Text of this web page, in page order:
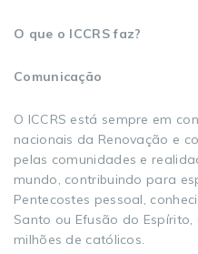
O que o ICCRS faz?
Comunicação
O ICCRS está sempre em
nacionais da Renovação e
pelas comunidades e
mundo, contribuindo para
Pentecostes pessoal,
Santo ou Efusão do
milhões de católicos.